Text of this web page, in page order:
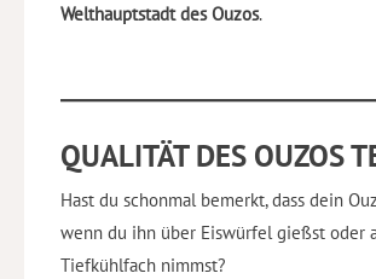
Welthauptstadt des Ouzos.
QUALITÄT DES OUZOS
Hast du schonmal bemerkt, dass dein
wenn du ihn über Eiswürfel gießst oder
Tiefkühlfach nimmst?